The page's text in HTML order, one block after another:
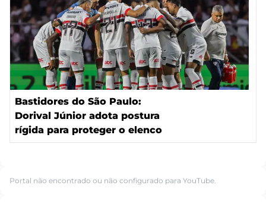
Bastidores do São Paulo:
Dorival Júnior adota postura
rígida para proteger o elenco
Portal não encontrado ou não configurado para YouTube.